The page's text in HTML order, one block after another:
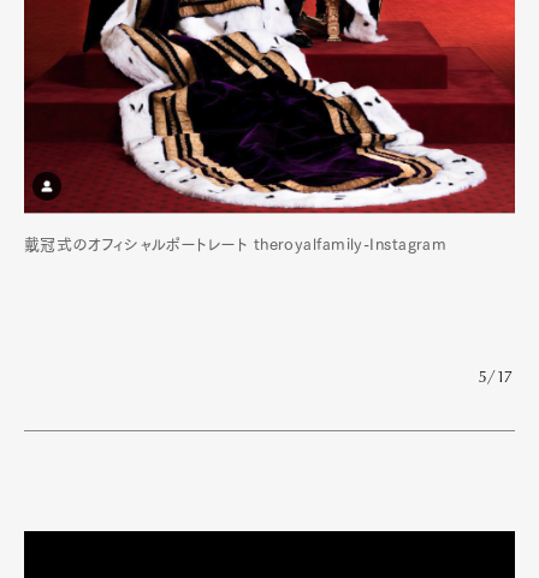
戴冠式のオフィシャルポートレート theroyalfamily-Instagram
5/17